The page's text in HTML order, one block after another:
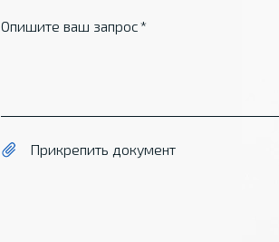
Опишите ваш запрос
Прикрепить документ